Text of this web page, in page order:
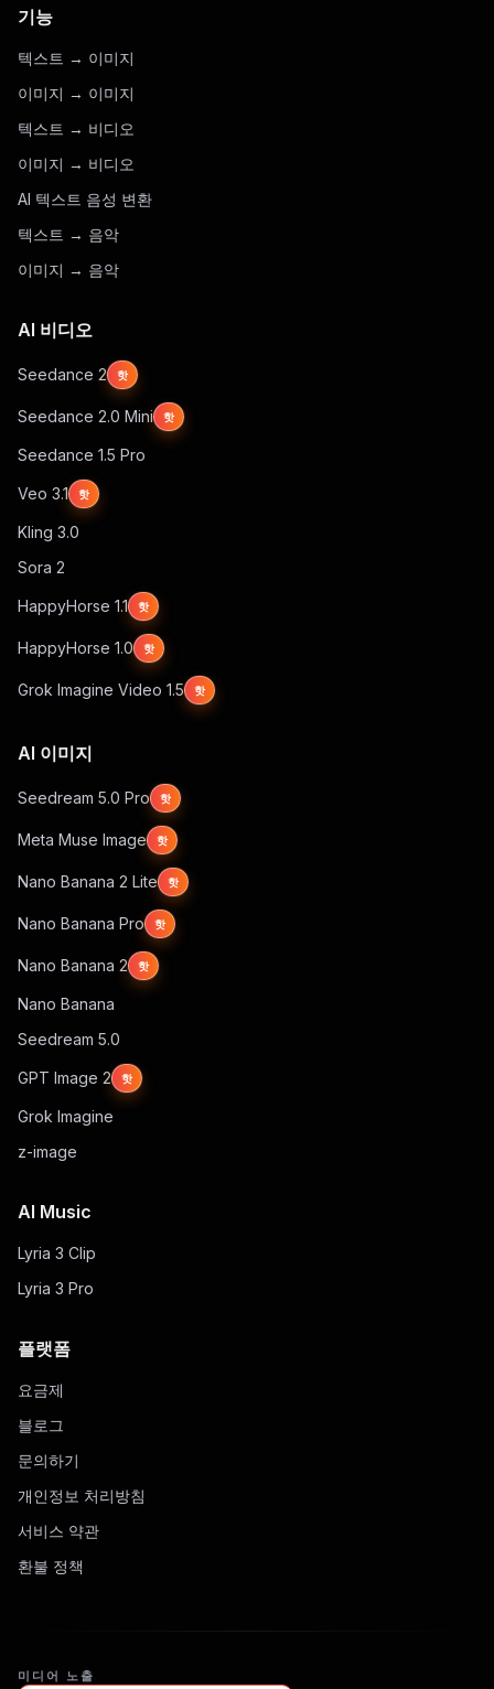
기능
텍스트 → 이미지
이미지 → 이미지
텍스트 → 비디오
이미지 → 비디오
AI 텍스트 음성 변환
텍스트 → 음악
이미지 → 음악
AI 비디오
Seedance 2 핫
Seedance 2.0 Mini 핫
Seedance 1.5 Pro
Veo 3.1 핫
Kling 3.0
Sora 2
HappyHorse 1.1 핫
HappyHorse 1.0 핫
Grok Imagine Video 1.5 핫
AI 이미지
Seedream 5.0 Pro 핫
Meta Muse Image 핫
Nano Banana 2 Lite 핫
Nano Banana Pro 핫
Nano Banana 2 핫
Nano Banana
Seedream 5.0
GPT Image 2 핫
Grok Imagine
z-image
AI Music
Lyria 3 Clip
Lyria 3 Pro
플랫폼
요금제
블로그
문의하기
개인정보 처리방침
서비스 약관
환불 정책
미디어 노출